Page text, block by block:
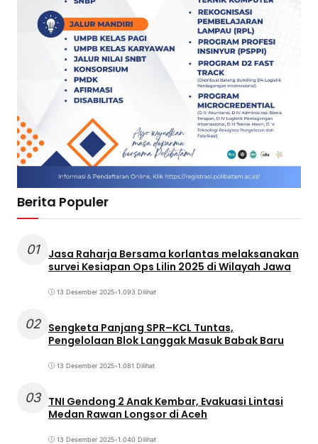
Berita Populer
01
Jasa Raharja Bersama korlantas melaksanakan
survei Kesiapan Ops Lilin 2025 di Wilayah Jawa
13 Desember 2025•1.093 Dilihat
02 Sengketa Panjang SPR–KCL Tuntas,
Pengelolaan Blok Langgak Masuk Babak Baru
13 Desember 2025•1.081 Dilihat
03 TNI Gendong 2 Anak Kembar, Evakuasi Lintasi
Medan Rawan Longsor di Aceh
13 Desember 2025•1.040 Dilihat